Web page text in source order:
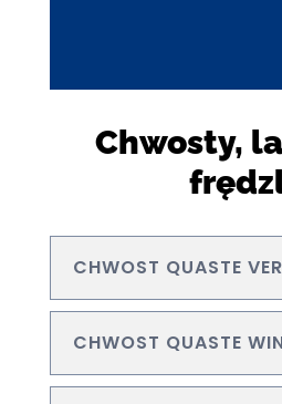
Chwosty,
CHWOST QUASTE
CHWOST QUASTE